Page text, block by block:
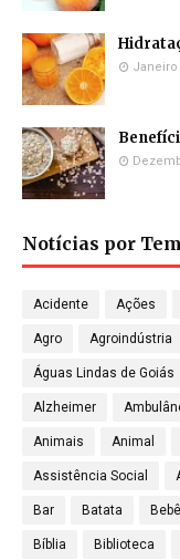
Janeiro
Notícias por
Acidente Ações
Agro Agroindústria
Águas Lindas de Goiás
Alzheimer
Animais Animal
Assistência Social
Bar Batata Bebê
Bíblia Biblioteca